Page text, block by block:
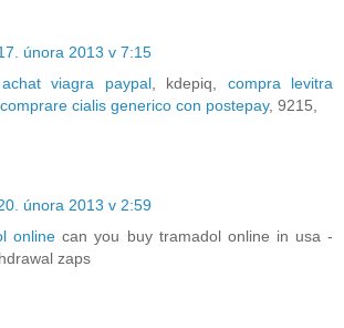
února 2013 v 7:15
achat viagra paypal, kdepiq, compra levitra
comprare cialis generico con postepay, 9215,
února 2013 v 2:59
online can you buy tramadol online in usa -
zaps